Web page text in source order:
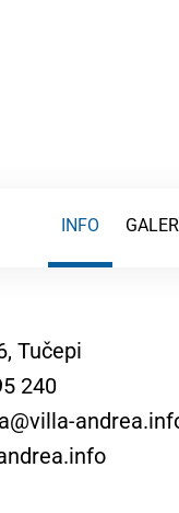
INFO
Tučepi
240